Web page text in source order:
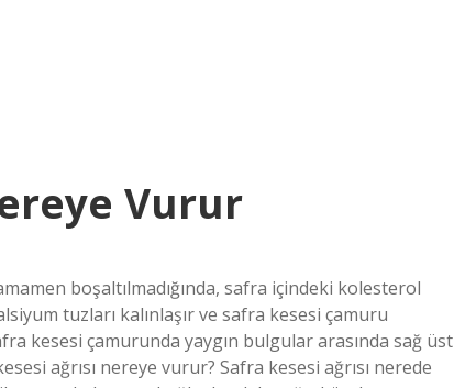
Vurur
boşaltılmadığında, safra içindeki kolesterol
tuzları kalınlaşır ve safra kesesi çamuru
kesesi çamurunda yaygın bulgular arasında sağ üst
ağrısı nereye vurur? Safra kesesi ağrısı nerede